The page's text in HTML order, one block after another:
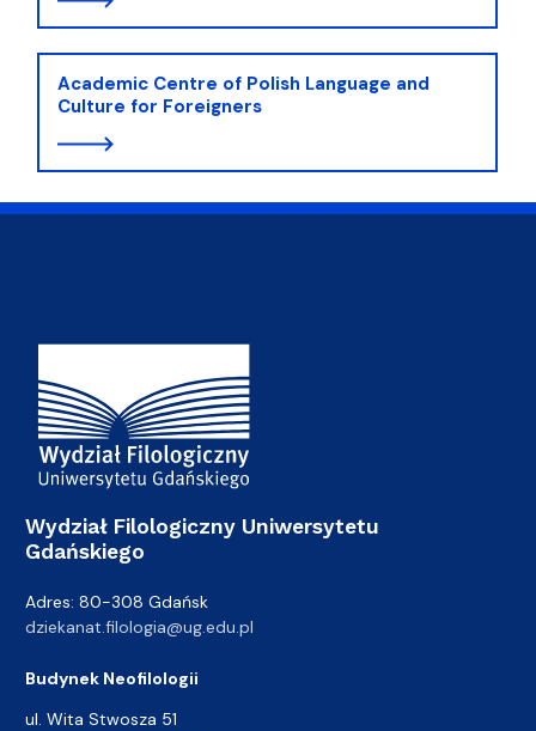
Academic Centre of Polish Language and
Culture for Foreigners
Adres Wydziału
Wydział Filologiczny Uniwersytetu
Gdańskiego
Adres: 80-308 Gdańsk
dziekanat.filologia@ug.edu.pl
Budynek Neofilologii
ul. Wita Stwosza 51